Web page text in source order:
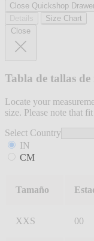
Close Quickshop
Size Chart
Close
Tabla de tallas de
Locate your
size. Please note that
Select Country
IN
CM
Tamaño
XXS 00